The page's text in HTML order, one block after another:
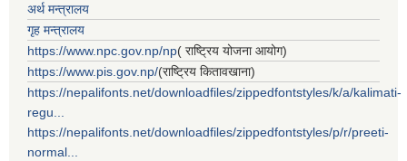
अर्थ मन्त्रालय
गृह मन्त्रालय
https://www.npc.gov.np/np( राष्ट्रिय योजना आयोग)
https://www.pis.gov.np/(राष्ट्रिय कितावखाना)
https://nepalifonts.net/downloadfiles/zippedfontstyles/k/a/kalimati-
regu...
https://nepalifonts.net/downloadfiles/zippedfontstyles/p/r/preeti-
normal...